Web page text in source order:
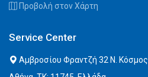
Προβολή στον Χάρτη
Service Center
Αμβροσίου Φραντζή 32 Ν. Κόσμος